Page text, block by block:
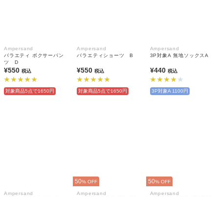
Ampersand
バラエティ ボクサーパン
ツ D
¥550 税込
対象商品5点で1650円
Ampersand
バラエティショーツ B
¥550税込
対象商品5点で1650円
Ampersand
3P対象A 無地ソックスA
¥440 税込
3P対象A 1100円
Ampersand
50% OFF
Ampersand
50% OFF
Ampersand